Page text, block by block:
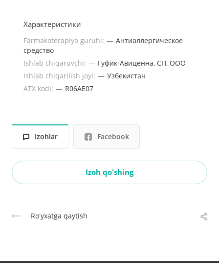
Характеристики
Farmakoterapiya guruhi: — Антиаллергическое
средство
Ishlab chiqaruvchi: — Гуфик-Авиценна, СП, ООО
Ishlab chiqarilish joyi: — Узбекистан
ATX kodi: — R06AE07
Izohlar Facebook
Izoh qo'shing
Roʻyxatga qaytish